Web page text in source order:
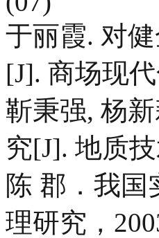
于丽霞. 对
[J]. 商场现
靳秉强, 杨
究[J]. 地质
陈 郡．我
理研究，